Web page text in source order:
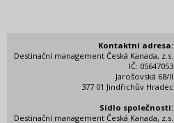
Kontaktní adresa:
Destinační management Česká Kanada, z.s.
IČ: 05647053
Jarošovská 68/II
377 01 Jindřichův Hradec
Sídlo společnosti:
Destinační management Česká Kanada, z.s.